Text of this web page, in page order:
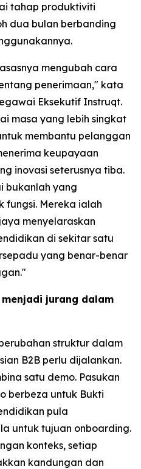
tahap produktiviti
dua bulan berbanding
mengubah cara
penerimaan," kata
Eksekutif Instruqt.
masa yang lebih singkat
membantu pelanggan
keupayaan
inovasi seterusnya tiba.
bukanlah yang
fungsi. Mereka ialah
menyelaraskan
di sekitar satu
yang benar-benar
jurang dalam
struktur dalam
B2B perlu dijalankan.
satu demo. Pasukan
berbeza untuk Bukti
pula
untuk tujuan onboarding.
konteks, setiap
kandungan dan